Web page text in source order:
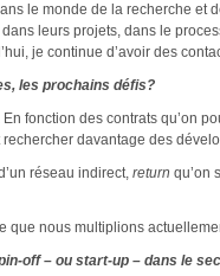
le monde de la recherche et
leurs projets, dans le
je continue d’avoir des
les prochains défis?
fonction des contrats qu’on
rechercher davantage des
réseau indirect, return qu’on
que nous multiplions
off – ou start-up – dans le